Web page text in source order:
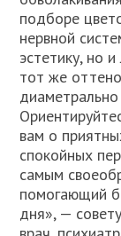
подборе
нервной
эстетику, но
тот же
вам о
спокойных
самым
помогающий
дня», —